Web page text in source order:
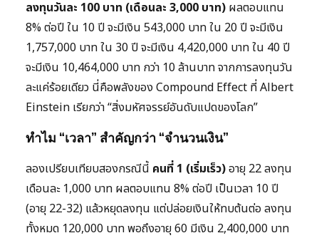
ลงทุนวันละ 100 บาท (เดือนละ 3,000 บาท) ผลตอบแทน
8% ต่อปี ใน 10 ปี จะมีเงิน 543,000 บาท ใน 20 ปี จะมีเงิน
1,757,000 บาท ใน 30 ปี จะมีเงิน 4,420,000 บาท ใน 40 ปี
จะมีเงิน 10,464,000 บาท กว่า 10 ล้านบาท จากการลงทุนวัน
ละแค่ร้อยเดียว นี่คือพลังของ Compound Effect ที่ Albert
Einstein เรียกว่า “สิ่งมหัศจรรย์อันดับแปดของโลก”
ทำไม “เวลา” สำคัญกว่า “จำนวนเงิน”
ลองเปรียบเทียบสองกรณีนี้ คนที่ 1 (เริ่มเร็ว)อายุ 22 ลงทุน
เดือนละ 1,000 บาท ผลตอบแทน 8% ต่อปี เป็นเวลา 10 ปี
(อายุ 22-32) แล้วหยุดลงทุน แต่ปล่อยเงินให้ทบต้นต่อ ลงทุน
ทั้งหมด 120,000 บาท พอถึงอายุ 60 มีเงิน 2,400,000 บาท